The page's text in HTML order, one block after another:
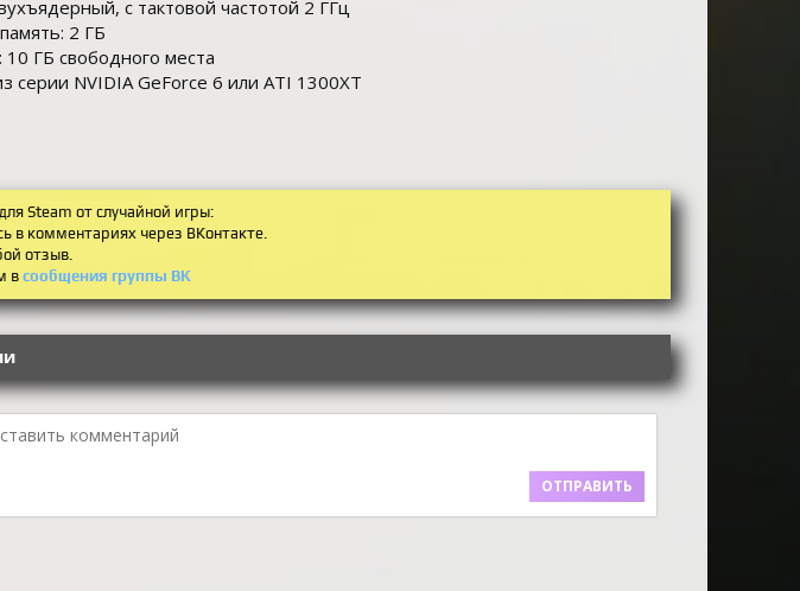
с тактовой частотой 2 ГГц
2 ГБ
10 ГБ свободного места
серии NVIDIA GeForce 6 или ATI 1300XT
Steam от случайной игры:
в комментариях через ВКонтакте.
отзыв.
в сообщения группы ВК
ОТПРАВИТЬ